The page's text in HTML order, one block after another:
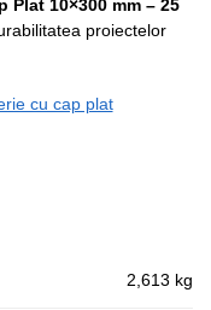
Plat 10×300 mm – 25
proiectelor
cu cap plat
2,613 kg